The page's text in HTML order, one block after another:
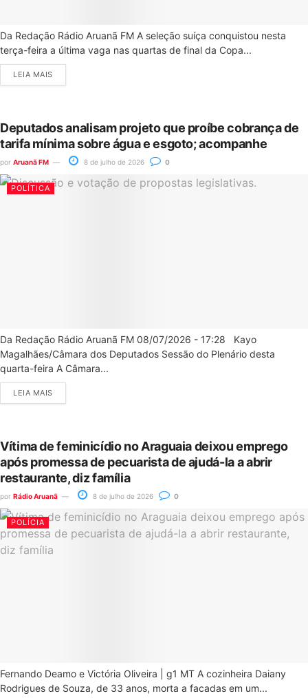
Da Redação Rádio Aruanã FM A seleção suíça conquistou nesta
terça-feira a última vaga nas quartas de final da Copa...
LEIA MAIS
Deputados analisam projeto que proíbe cobrança de
tarifa mínima sobre água e esgoto; acompanhe
por Aruanã FM 8 de julho de 2026 0
POLÍTICA
Da Redação Rádio Aruanã FM 08/07/2026 - 17:28 Kayo
Magalhães/Câmara dos Deputados Sessão do Plenário desta
quarta-feira A Câmara...
LEIA MAIS
Vítima de feminicídio no Araguaia deixou emprego
após promessa de pecuarista de ajudá-la a abrir
restaurante, diz família
por Rádio Aruanã 8 de julho de 2026 0
POLÍCIA
Fernando Deamo e Victória Oliveira | g1 MT A cozinheira Daiany
Rodrigues de Souza, de 33 anos, morta a facadas em um...